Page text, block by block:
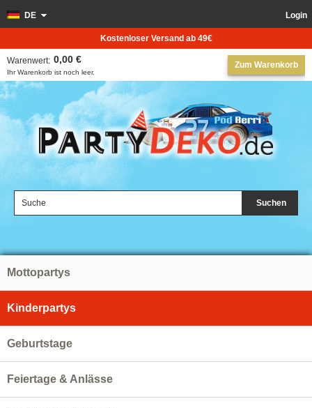
Suchen
Login
DE
Zum Warenkorb
Ihr Warenkorb ist noch leer.
Warenwert: 0,00 €
Kostenloser Versand ab 49€
Mottopartys
Kinderpartys
Geburtstage
Feiertage & Anlässe